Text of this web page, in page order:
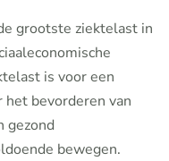
grootste ziektelast in
is voor een
bevorderen van
gezond
bewegen.